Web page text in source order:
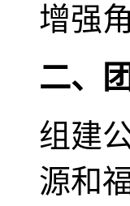
增强
二、
组建
源和